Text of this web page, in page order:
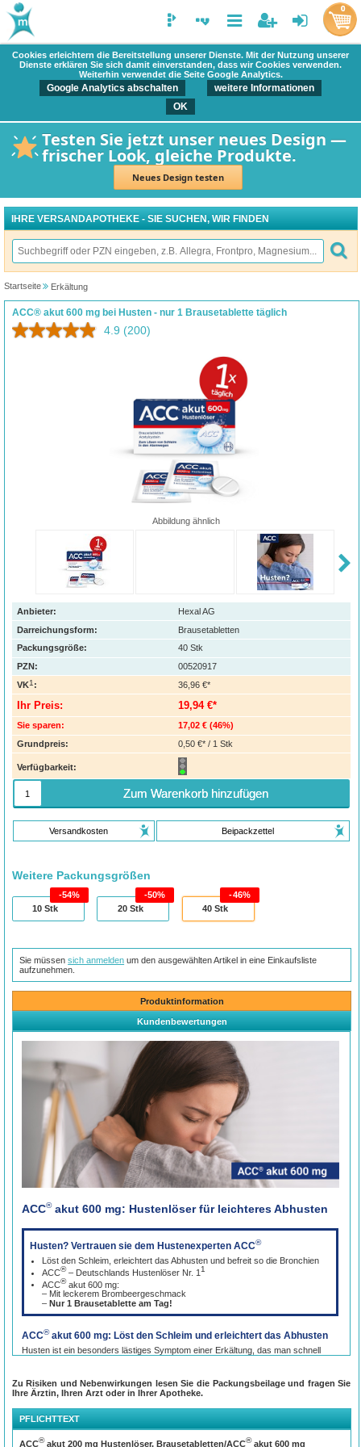
Cookies erleichtern die Bereitstellung unserer Dienste. Mit der Nutzung unserer
Dienste erklären Sie sich damit einverstanden, dass wir Cookies verwenden.
Weiterhin verwendet die Seite Google Analytics.
Google Analytics abschalten
weitere Informationen
OK
Testen Sie jetzt unser neues Design —
frischer Look, gleiche Produkte.
Neues Design testen
0
IHRE VERSANDAPOTHEKE - SIE SUCHEN, WIR FINDEN
Startseite Erkältung
ACC® akut 600 mg bei Husten - nur 1 Brausetablette täglich
4.9 (200)
Abbildung ähnlich
Anbieter:
Hexal AG
Darreichungsform:
Brausetabletten
Packungsgröße:
40 Stk
PZN:
00520917
VK1: 36,96 €*
Ihr Preis: 19,94 €*
Sie sparen: 17,02 € (46%)
Grundpreis:
0,50 €* / 1 Stk
Verfügbarkeit:
Zum Warenkorb hinzufügen
Versandkosten Beipackzettel
Weitere Packungsgrößen
10 Stk
54%
20Stk
50%
40 Stk
46%
Sie müssensich anmelden um den ausgewählten Artikel in eine Einkaufsliste
aufzunehmen.
Produktinformation
Kundenbewertungen
ACC®akut 600 mg: Hustenlöser für leichteres Abhusten
Husten? Vertrauen sie dem Hustenexperten ACC®
Löst den Schleim, erleichtert das Abhusten und befreit so die Bronchien
ACC®– Deutschlands Hustenlöser Nr. 11
ACC®akut 600 mg:
– Mit leckerem Brombeergeschmack
– Nur 1 Brausetablette am Tag!
ACC®akut 600 mg: Löst den Schleim und erleichtert das Abhusten
Husten ist ein besonders lästiges Symptom einer Erkältung, das man schnell
Deutschlands Hustenlöser Nr. 11.
so die Bronchien befreit. Dabei hat ACC
Vorteil: Die schnell löslichen und gut verträglichen ACC Brausetabletten werden
nur 1x täglich eingenommen!
Zu Risiken und Nebenwirkungen lesen Sie die Packungsbeilage und fragen Sie
Ihre Ärztin, Ihren Arzt oder in Ihrer Apotheke.
PFLICHTTEXT
ACC®akut 200 mg Hustenlöser, Brausetabletten/ACC®akut 600 mg